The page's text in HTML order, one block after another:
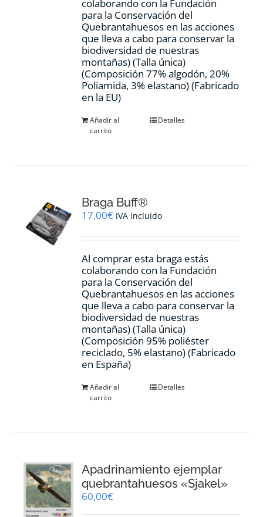
colaborando con la Fundación
para la Conservación del
Quebrantahuesos en las acciones
que lleva a cabo para conservar la
biodiversidad de nuestras
montañas) (Talla única)
(Composición 77% algodón, 20%
Poliamida, 3% elastano) (Fabricado
en la EU)
Añadir al
carrito
Detalles
Braga Buff®
17,00€ IVA incluido
Al comprar esta braga estás
colaborando con la Fundación
para la Conservación del
Quebrantahuesos en las acciones
que lleva a cabo para conservar la
biodiversidad de nuestras
montañas) (Talla única)
(Composición 95% poliéster
reciclado, 5% elastano) (Fabricado
en España)
Añadir al
carrito
Detalles
Apadrinamiento ejemplar
quebrantahuesos «Sjakel»
60,00€